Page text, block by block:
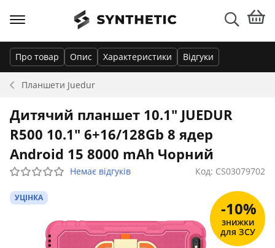
Планшети Juedur
Про товар Опис Характеристики Відгуки
Дитячий планшет 10.1" JUEDUR
R500 10.1" 6+16/128Gb 8 ядер
Android 15 8000 mAh Чорний
Немає відгуків Код: CS03079702
УЦІНКА
-10%
знижки
для ЗСУ